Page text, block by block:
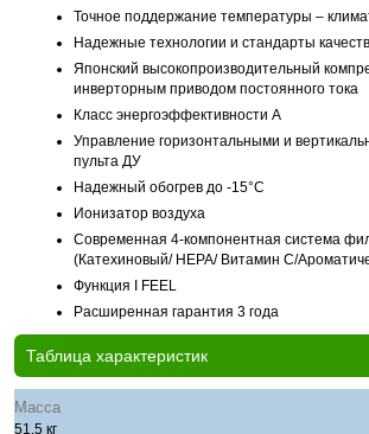
Точное поддержание температуры –
Надежные технологии и стандарты
Японский высокопроизводительный
инверторным приводом постоянного тока
Класс энергоэффективности А
Управление горизонтальными и
пульта ДУ
Надежный обогрев до -15°С
Ионизатор воздуха
Современная 4-компонентная система
(Катехиновый/ HEPA/ Витамин С/
Функция I FEEL
Расширенная гарантия 3 года
Таблица характеристик
Масса
51.5 кг